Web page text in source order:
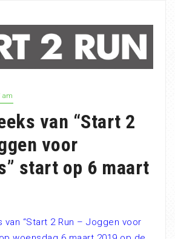
am
van “Start 2
voor
start op 6 maart
van “Start 2 Run – Joggen voor